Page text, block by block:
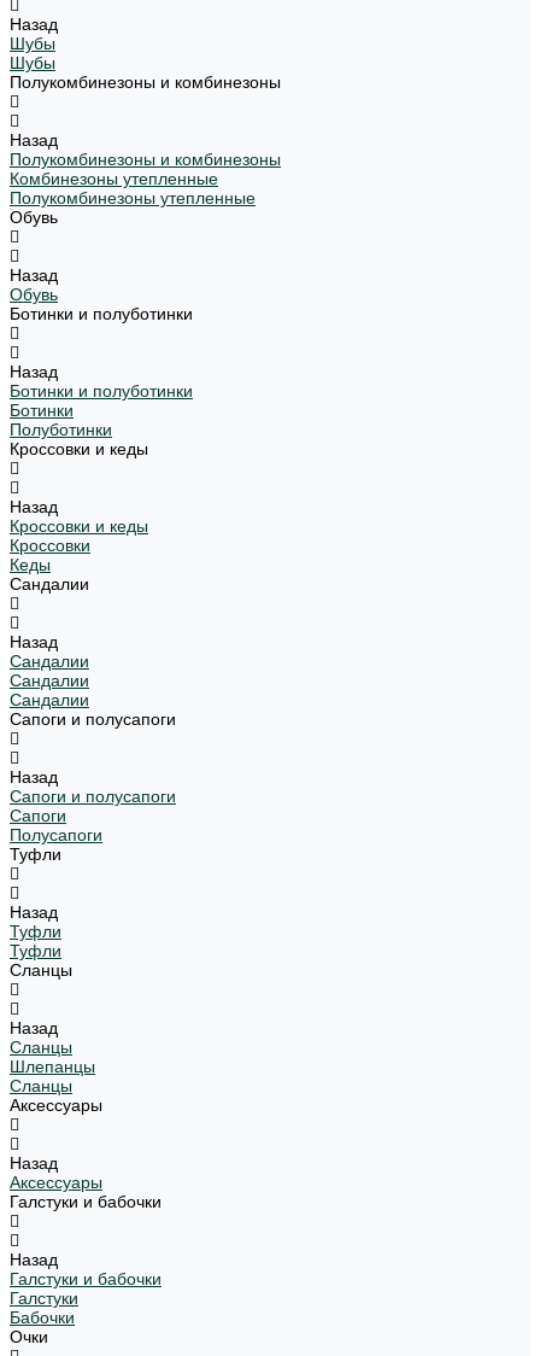
Назад
Шубы
Шубы
Полукомбинезоны и комбинезоны
Назад
Полукомбинезоны и комбинезоны
Комбинезоны утепленные
Полукомбинезоны утепленные
Обувь
Назад
Обувь
Ботинки и полуботинки
Назад
Ботинки и полуботинки
Ботинки
Полуботинки
Кроссовки и кеды
Назад
Кроссовки и кеды
Кроссовки
Кеды
Сандалии
Назад
Сандалии
Сандалии
Сандалии
Сапоги и полусапоги
Назад
Сапоги и полусапоги
Сапоги
Полусапоги
Туфли
Назад
Туфли
Туфли
Сланцы
Назад
Сланцы
Шлепанцы
Сланцы
Аксессуары
Назад
Аксессуары
Галстуки и бабочки
Назад
Галстуки и бабочки
Галстуки
Бабочки
Очки